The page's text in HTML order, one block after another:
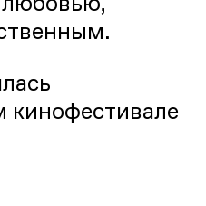
кинофестивале